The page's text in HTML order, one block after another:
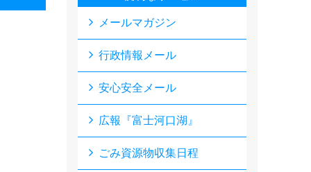
メールマガジン
行政情報メール
安心安全メール
広報『富士河口湖』
ごみ資源物収集日程